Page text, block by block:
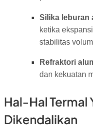
Silika leburan
ketika
stabilitas
Refraktori
dan kekuatan
Hal-Hal Termal
Dikendalikan